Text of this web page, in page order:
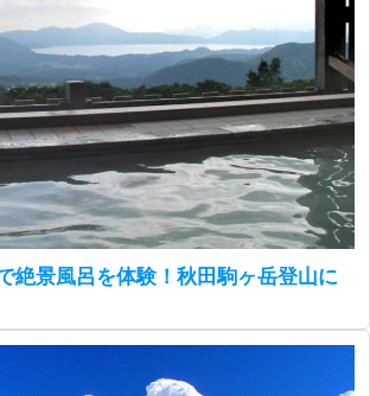
絶景風呂を体験！秋田駒ヶ岳登山に